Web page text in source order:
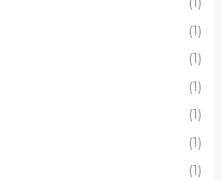
(1)
(1)
(1)
(1)
(1)
(1)